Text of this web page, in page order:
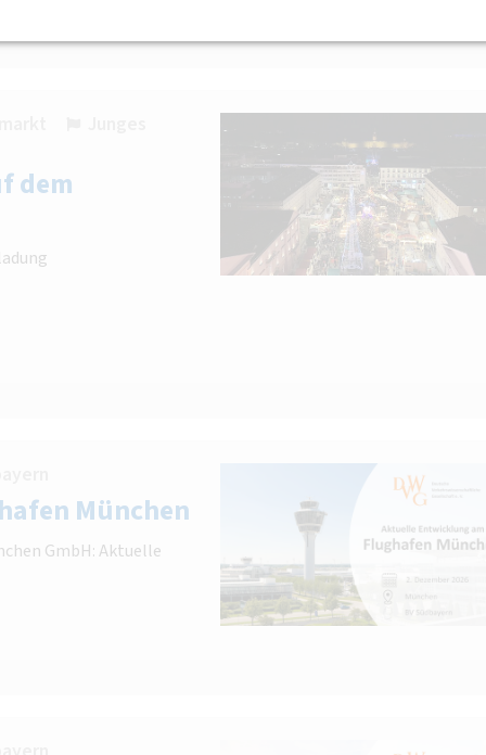
dem
München
GmbH: Aktuelle